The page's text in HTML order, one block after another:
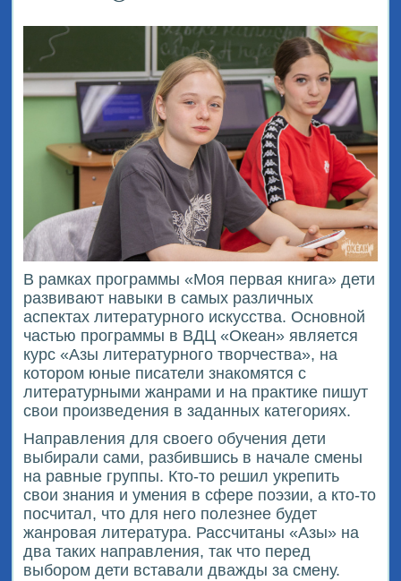
В рамках программы «Моя первая книга» дети
развивают навыки в самых различных
аспектах литературного искусства. Основной
частью программы в ВДЦ «Океан» является
курс «Азы литературного творчества», на
котором юные писатели знакомятся с
литературными жанрами и на практике пишут
свои произведения в заданных категориях.
Направления для своего обучения дети
выбирали сами, разбившись в начале смены
на равные группы. Кто-то решил укрепить
свои знания и умения в сфере поэзии, а кто-то
посчитал, что для него полезнее будет
жанровая литература. Рассчитаны «Азы» на
два таких направления, так что перед
выбором дети вставали дважды за смену.